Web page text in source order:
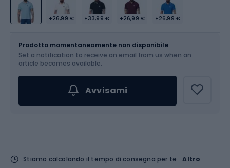
+26,99 € +33,99 € +26,99 € +26,99 €
Scegli un'opzione...
Prodotto momentaneamente non disponibile
Set a notification to receive an email from us when an
article becomes available.
Avvisami
Stiamo calcolando il tempo di consegna per te
Altro